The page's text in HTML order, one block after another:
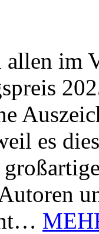
allen im
es